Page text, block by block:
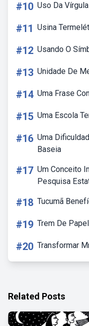
#10 Uso Da
#11 Usina
#12 Usando O
#13 Unidade De
#14 Uma Frase
#15 Uma Escola
#16 Uma
Baseia
#17 Um Conceito
Pesquisa
#18 Tucumã
#19 Trem De
#20 Transformar
Related Posts